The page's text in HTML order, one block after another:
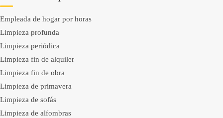
Empleada de hogar por horas
Limpieza profunda
Limpieza periódica
Limpieza fin de alquiler
Limpieza fin de obra
Limpieza de primavera
Limpieza de sofás
Limpieza de alfombras